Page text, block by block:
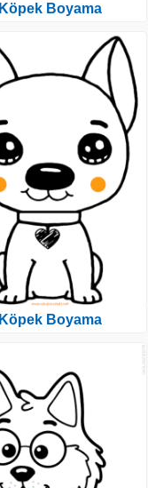
Köpek Boyama
Köpek Boyama